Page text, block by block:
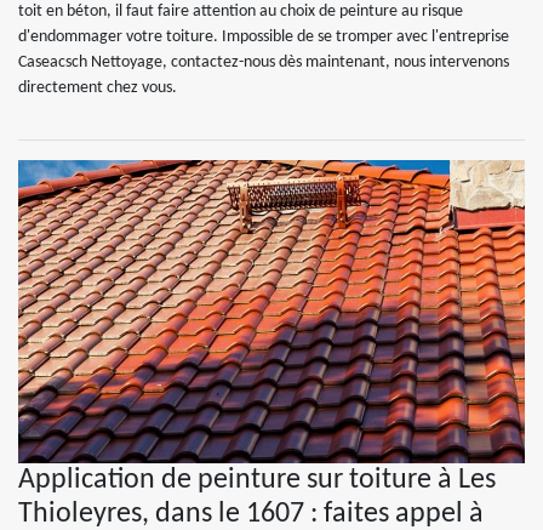
toit en béton, il faut faire attention au choix de peinture au risque
d'endommager votre toiture. Impossible de se tromper avec l'entreprise
Caseacsch Nettoyage, contactez-nous dès maintenant, nous intervenons
directement chez vous.
Application de peinture sur toiture à Les
Thioleyres, dans le 1607 : faites appel à